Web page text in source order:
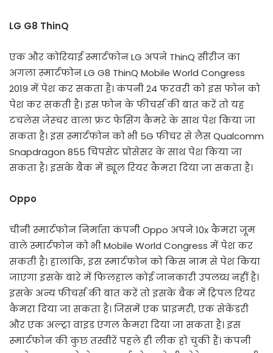
LG G8 ThinQ
एक और कोरियाई स्मार्टफोन LG अपने ThinQ सीरीज का
अगला स्मार्टफोन LG G8 ThinQ Mobile World Congress
2019 में पेश कर सकता है। कंपनी 24 फरवरी को इस फोन को
पेश कर सकती है। इस फोन के फीचर्स की बात करें तो यह
टचलेस जेस्चर वाला फ्रंट फेसिंग कैमरे के साथ पेश किया जा
सकता है। इस स्मार्टफोन को भी 5G फीचर से लैस Qualcomm
Snapdragon 855 चिपसेट प्रोसेसर के साथ पेश किया जा
सकता है। इसके बैक में ड्यूल रियर कैमरा दिया जा सकता है।
Oppo
चीनी स्मार्टफोन निर्माता कंपनी Oppo अपने 10x कैमरा जूम
वाले स्मार्टफोन को भी Mobile World Congress में पेश कर
सकती है। हालांकि, इस स्मार्टफोन को किस नाम से पेश किया
जाएगा इसके बारे में फिलहाल कोई जानकारी उपलब्ध नहीं है।
इसके अन्य फीचर्स की बात करें तो इसके बैक में ट्रिपल रियर
कैमरा दिया जा सकता है। जिसमें एक प्राइमरी, एक सेकेंडरी
और एक अल्ट्रा वाइड एंगल कैमरा दिया जा सकता है। इस
स्मार्टफोन की कुछ तस्वीरें पहले ही लीक हो चुकी हैं। कंपनी